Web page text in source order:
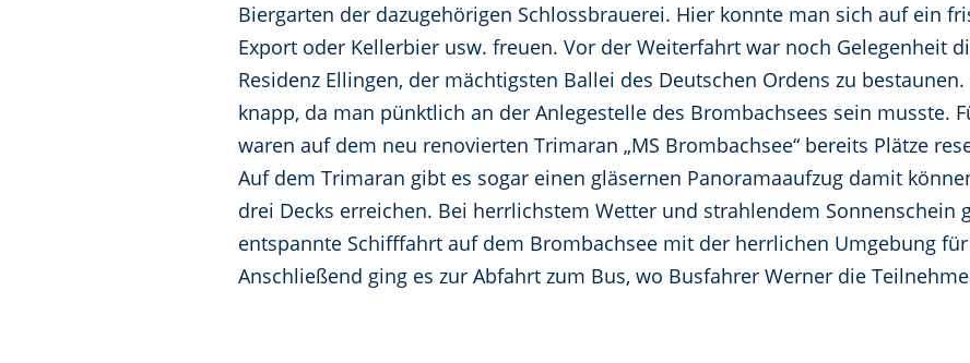
Biergarten der dazugehörigen Schlossbrauerei. Hier konnte man sich auf ein
Export oder Kellerbier usw. freuen. Vor der Weiterfahrt war noch Gelegenheit
Residenz Ellingen, der mächtigsten Ballei des Deutschen Ordens zu
knapp, da man pünktlich an der Anlegestelle des Brombachsees sein musste.
waren auf dem neu renovierten Trimaran „MS Brombachsee“ bereits Plätze
Auf dem Trimaran gibt es sogar einen gläsernen Panoramaaufzug damit
drei Decks erreichen. Bei herrlichstem Wetter und strahlendem Sonnenschein
entspannte Schifffahrt auf dem Brombachsee mit der herrlichen Umgebung
Anschließend ging es zur Abfahrt zum Bus, wo Busfahrer Werner die